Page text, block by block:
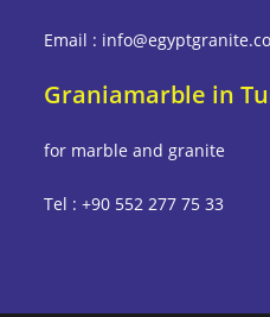
Email :
Graniamarble in
for marble and granite
Tel : +90 552 277 75 33